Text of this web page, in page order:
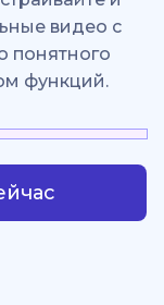
видео с
понятного
функций.